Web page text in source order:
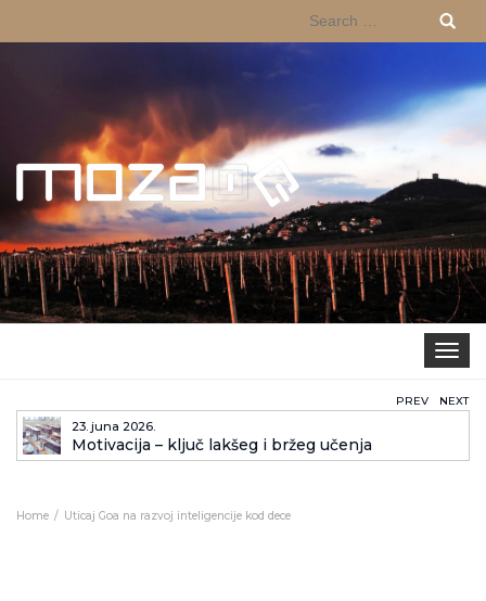
Toggle
23. juna 2026.
Motivacija – ključ lakšeg i bržeg učenja
PREV NEXT
Home Uticaj Goa na razvoj inteligencije kod dece